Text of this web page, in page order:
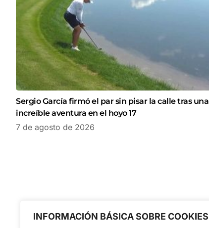
INFORMACIÓN BÁSICA SOBRE COOKIES
Sergio García firmó el par sin pisar la calle tras una
increíble aventura en el hoyo 17
7 de agosto de 2026